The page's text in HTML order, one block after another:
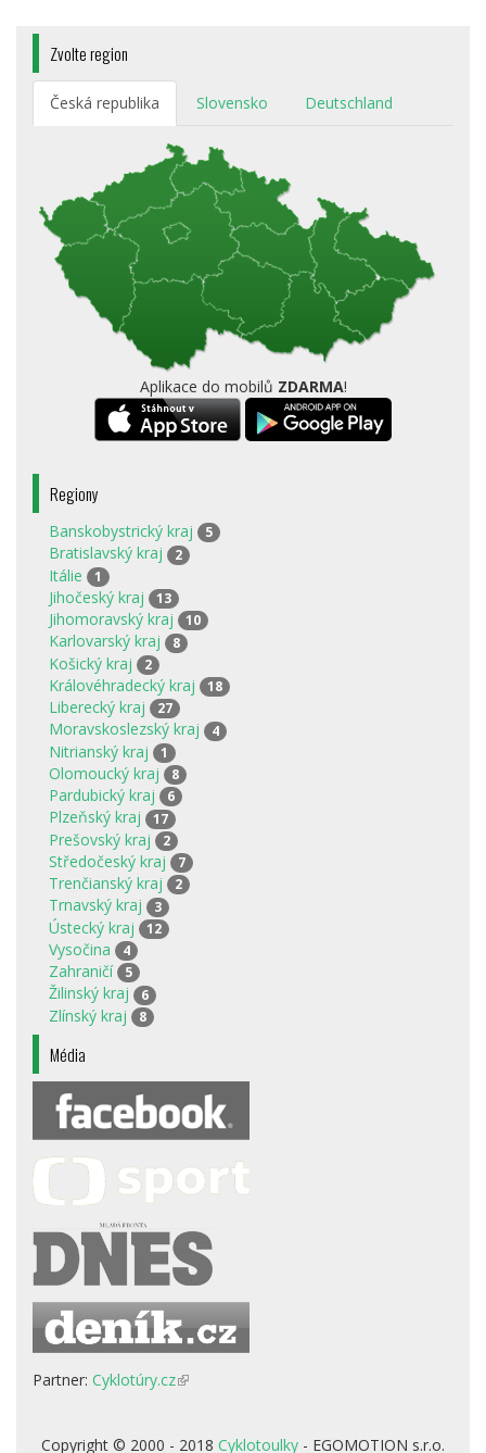
Zvolte region
Česká republika Slovensko Deutschland
Aplikace do mobilů ZDARMA!
Regiony
Banskobystrický kraj 5
Bratislavský kraj 2
Itálie 1
Jihočeský kraj 13
Jihomoravský kraj 10
Karlovarský kraj 8
Košický kraj 2
Královéhradecký kraj 18
Liberecký kraj 27
Moravskoslezský kraj 4
Nitrianský kraj 1
Olomoucký kraj 8
Pardubický kraj 6
Plzeňský kraj 17
Prešovský kraj 2
Středočeský kraj 7
Trenčianský kraj 2
Trnavský kraj 3
Ústecký kraj 12
Vysočina 4
Zahraničí 5
Žilinský kraj 6
Zlínský kraj 8
Média
Partner: Cyklotúry.cz(odkaz
Copyright © 2000 - 2018 Cyklotoulky - EGOMOTION s.r.o.